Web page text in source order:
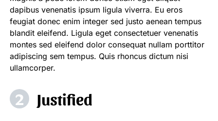
dapibus venenatis ipsum ligula viverra. Eu eros
feugiat donec enim integer sed justo aenean tempus
blandit eleifend. Ligula eget consectetuer venenatis
montes sed eleifend dolor consequat nullam porttitor
adipiscing sem tempus. Quis rhoncus dictum nisi
ullamcorper.
Justified